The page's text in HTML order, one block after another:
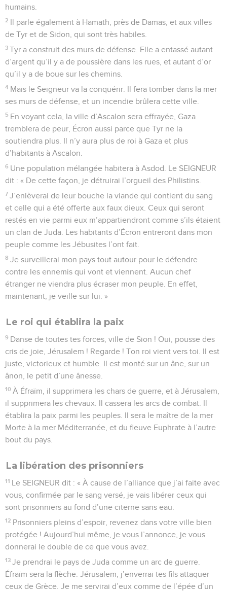
humains.
2 Il parle également à Hamath, près de Damas, et aux villes
de Tyr et de Sidon, qui sont très habiles.
3 Tyr a construit des murs de défense. Elle a entassé autant
d’argent qu’il y a de poussière dans les rues, et autant d’or
qu’il y a de boue sur les chemins.
4 Mais le Seigneur va la conquérir. Il fera tomber dans la mer
ses murs de défense, et un incendie brûlera cette ville.
5 En voyant cela, la ville d’Ascalon sera effrayée, Gaza
tremblera de peur, Écron aussi parce que Tyr ne la
soutiendra plus. Il n’y aura plus de roi à Gaza et plus
d’habitants à Ascalon.
6 Une population mélangée habitera à Asdod. Le SEIGNEUR
dit : « De cette façon, je détruirai l’orgueil des Philistins.
7 J’enlèverai de leur bouche la viande qui contient du sang
et celle qui a été offerte aux faux dieux. Ceux qui seront
restés en vie parmi eux m’appartiendront comme s’ils étaient
un clan de Juda. Les habitants d’Écron entreront dans mon
peuple comme les Jébusites l’ont fait.
8 Je surveillerai mon pays tout autour pour le défendre
contre les ennemis qui vont et viennent. Aucun chef
étranger ne viendra plus écraser mon peuple. En effet,
maintenant, je veille sur lui. »
Le roi qui établira la paix
9 Danse de toutes tes forces, ville de Sion ! Oui, pousse des
cris de joie, Jérusalem ! Regarde ! Ton roi vient vers toi. Il est
juste, victorieux et humble. Il est monté sur un âne, sur un
ânon, le petit d’une ânesse.
10 À Éfraïm, il supprimera les chars de guerre, et à Jérusalem,
il supprimera les chevaux. Il cassera les arcs de combat. Il
établira la paix parmi les peuples. Il sera le maître de la mer
Morte à la mer Méditerranée, et du fleuve Euphrate à l’autre
bout du pays.
La libération des prisonniers
11 Le SEIGNEUR dit : « À cause de l’alliance que j’ai faite avec
vous, confirmée par le sang versé, je vais libérer ceux qui
sont prisonniers au fond d’une citerne sans eau.
12 Prisonniers pleins d’espoir, revenez dans votre ville bien
protégée ! Aujourd’hui même, je vous l’annonce, je vous
donnerai le double de ce que vous avez.
13 Je prendrai le pays de Juda comme un arc de guerre.
Éfraïm sera la flèche. Jérusalem, j’enverrai tes fils attaquer
ceux de Grèce. Je me servirai d’eux comme de l’épée d’un